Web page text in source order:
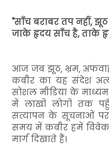
"साँच बराबर तप नहीं, झूठ
जाके हृदय साँच है, ताके
आज जब झूठ, भ्रम,
कबीर का यह संदेश
सोशल मीडिया के
में लाखों लोगों तक
सत्यापन के सूचनाओं पर
समय में कबीर हमें
मार्ग दिखाते हैं।